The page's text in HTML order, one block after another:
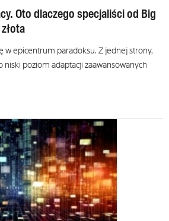
Oto dlaczego specjaliści od Big
w epicentrum paradoksu. Z jednej strony,
niski poziom adaptacji zaawansowanych